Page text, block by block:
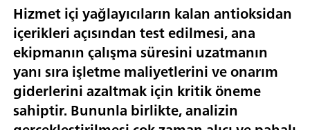
Hizmet içi yağlayıcıların kalan antioksidan
içerikleri açısından test edilmesi, ana
ekipmanın çalışma süresini uzatmanın
yanı sıra işletme maliyetlerini ve onarım
giderlerini azaltmak için kritik öneme
sahiptir. Bununla birlikte, analizin